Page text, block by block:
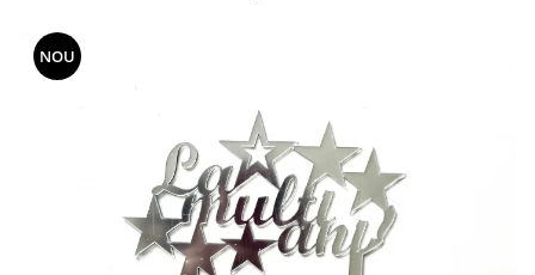
DIVERSE
FRISCA, UNT, LAPTE CONDENSAT
NOU